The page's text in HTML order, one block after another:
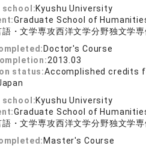
school:Kyushu University
Graduate School of
語・文学専攻西洋文学分野独文学専
Doctor's Course
2013.03
status:Accomplished credits
school:Kyushu University
Graduate School of
語・文学専攻西洋文学分野独文学専
Master's Course